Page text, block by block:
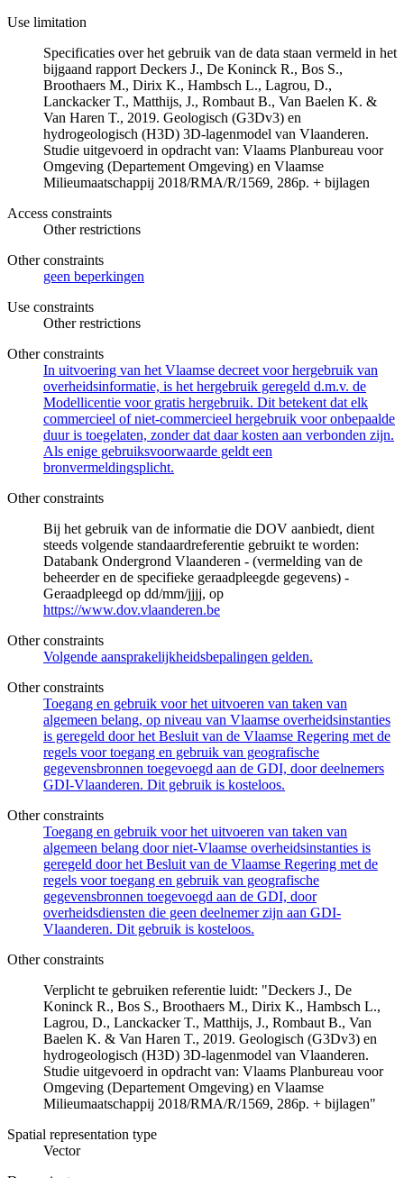
Use limitation
Specificaties over het gebruik van de data staan vermeld in het
bijgaand rapport Deckers J., De Koninck R., Bos S.,
Broothaers M., Dirix K., Hambsch L., Lagrou, D.,
Lanckacker T., Matthijs, J., Rombaut B., Van Baelen K. &
Van Haren T., 2019. Geologisch (G3Dv3) en
hydrogeologisch (H3D) 3D-lagenmodel van Vlaanderen.
Studie uitgevoerd in opdracht van: Vlaams Planbureau voor
Omgeving (Departement Omgeving) en Vlaamse
Milieumaatschappij 2018/RMA/R/1569, 286p. + bijlagen
Access constraints
Other restrictions
Other constraints
geen beperkingen
Use constraints
Other restrictions
Other constraints
In uitvoering van het Vlaamse decreet voor hergebruik van
overheidsinformatie, is het hergebruik geregeld d.m.v. de
Modellicentie voor gratis hergebruik. Dit betekent dat elk
commercieel of niet-commercieel hergebruik voor onbepaalde
duur is toegelaten, zonder dat daar kosten aan verbonden zijn.
Als enige gebruiksvoorwaarde geldt een
bronvermeldingsplicht.
Other constraints
Bij het gebruik van de informatie die DOV aanbiedt, dient
steeds volgende standaardreferentie gebruikt te worden:
Databank Ondergrond Vlaanderen - (vermelding van de
beheerder en de specifieke geraadpleegde gegevens) -
Geraadpleegd op dd/mm/jjjj, op
https://www.dov.vlaanderen.be
Other constraints
Volgende aansprakelijkheidsbepalingen gelden.
Other constraints
Toegang en gebruik voor het uitvoeren van taken van
algemeen belang, op niveau van Vlaamse overheidsinstanties
is geregeld door het Besluit van de Vlaamse Regering met de
regels voor toegang en gebruik van geografische
gegevensbronnen toegevoegd aan de GDI, door deelnemers
GDI-Vlaanderen. Dit gebruik is kosteloos.
Other constraints
Toegang en gebruik voor het uitvoeren van taken van
algemeen belang door niet-Vlaamse overheidsinstanties is
geregeld door het Besluit van de Vlaamse Regering met de
regels voor toegang en gebruik van geografische
gegevensbronnen toegevoegd aan de GDI, door
overheidsdiensten die geen deelnemer zijn aan GDI-
Vlaanderen. Dit gebruik is kosteloos.
Other constraints
Verplicht te gebruiken referentie luidt: "Deckers J., De
Koninck R., Bos S., Broothaers M., Dirix K., Hambsch L.,
Lagrou, D., Lanckacker T., Matthijs, J., Rombaut B., Van
Baelen K. & Van Haren T., 2019. Geologisch (G3Dv3) en
hydrogeologisch (H3D) 3D-lagenmodel van Vlaanderen.
Studie uitgevoerd in opdracht van: Vlaams Planbureau voor
Omgeving (Departement Omgeving) en Vlaamse
Milieumaatschappij 2018/RMA/R/1569, 286p. + bijlagen"
Spatial representation type
Vector